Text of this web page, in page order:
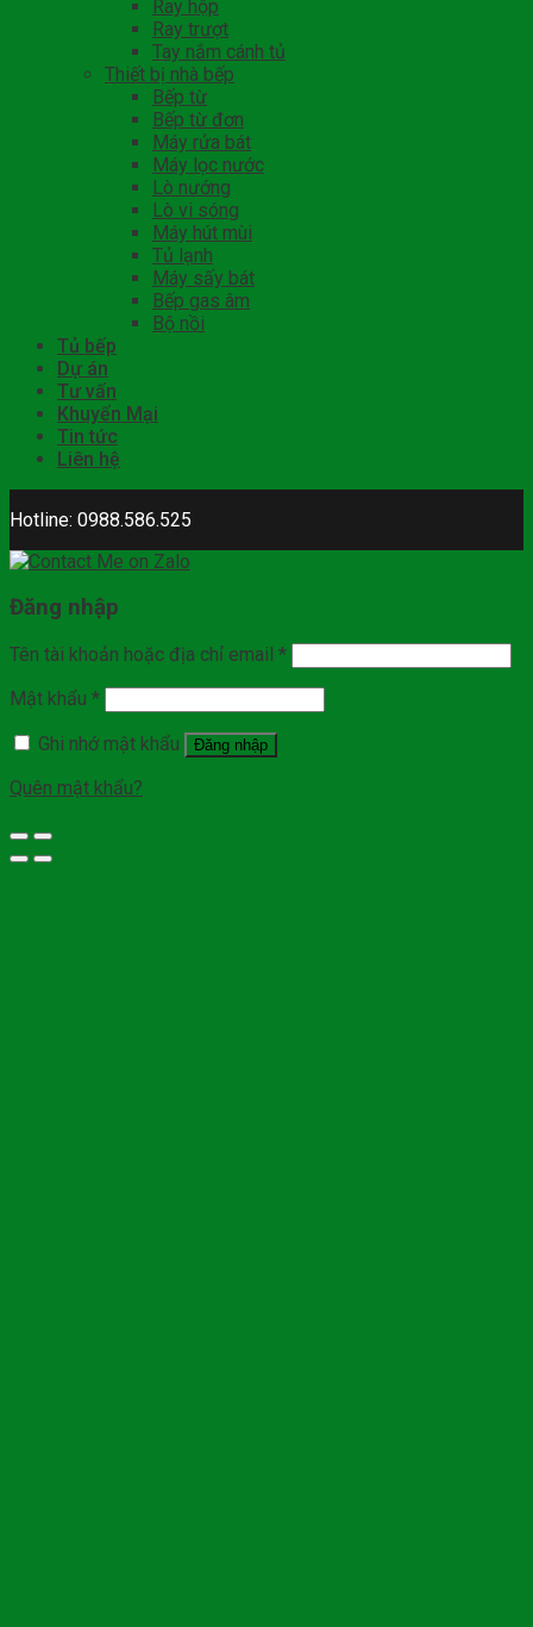
Ray hộp
Ray trượt
Tay nắm cánh tủ
Thiết bị nhà bếp
Bếp từ
Bếp từ đơn
Máy rửa bát
Máy lọc nước
Lò nướng
Lò vi sóng
Máy hút mùi
Tủ lạnh
Máy sấy bát
Bếp gas âm
Bộ nồi
Tủ bếp
Dự án
Tư vấn
Khuyến Mại
Tin tức
Liên hệ
Hotline: 0988.586.525
Đăng nhập
Tên tài khoản hoặc địa chỉ email *
Mật khẩu *
Ghi nhớ mật khẩu
Đăng nhập
Quên mật khẩu?